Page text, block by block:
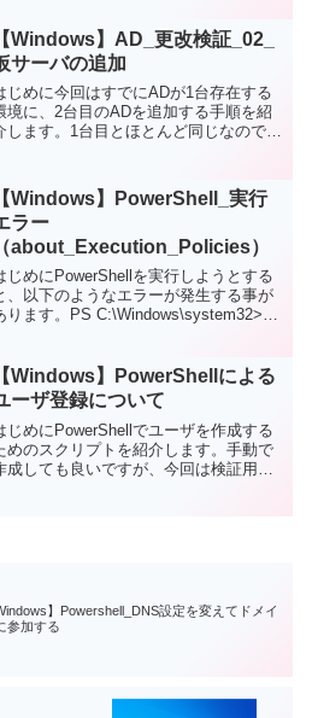
どのADに割り当てられているかを確認し
す。net...
【Windows】AD_更改検証_02_
サーバの追加
じめに今回はすでにADが1台存在する
境に、2台目のADを追加する手順を紹
します。1台目とほとんど同じなので、
一部です。役割と機能の追加役割と機能
追加は、以下の記...
【Windows】PowerShell_実行
ラー
（about_Execution_Policies）
じめにPowerShellを実行しようとする
、以下のようなエラーが発生する事が
ります。PS C:\Windows\system32>
【Windows】PowerShellによる
ーザ登録について
じめにPowerShellでユーザを作成する
めのスクリプトを紹介します。手動で
成しても良いですが、今回は検証用に
】Powershell_DNS設定を変えてドメイ
参加する